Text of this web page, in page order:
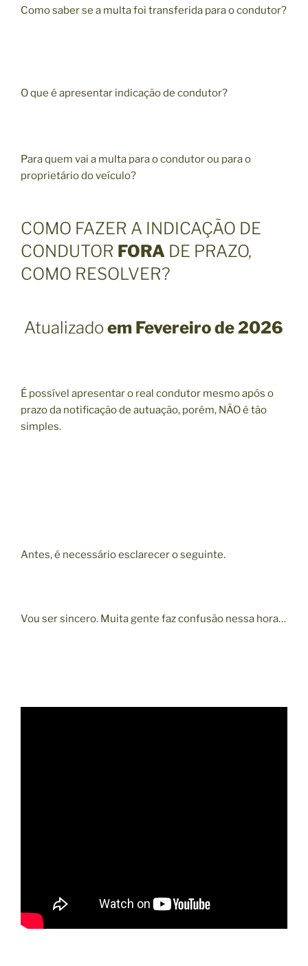
Como saber se a multa foi transferida para o condutor?
O que é apresentar indicação de condutor?
Para quem vai a multa para o condutor ou para o
proprietário do veículo?
COMO FAZER A INDICAÇÃO DE
CONDUTOR FORA DE PRAZO,
COMO RESOLVER?
Atualizadoem Fevereiro de 2026
É possível apresentar o real condutor mesmo após o
prazo da notificação de autuação, porém, NÃO é tão
simples.
Antes, é necessário esclarecer o seguinte.
Vou ser sincero. Muita gente faz confusão nessa hora…